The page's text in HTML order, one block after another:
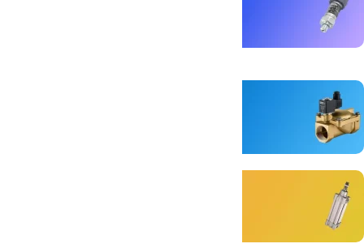
دقت بی نظیر
بهترین های سنسور فشار
برای کنترل و عمر بیشتر
مشاهده بیشتر